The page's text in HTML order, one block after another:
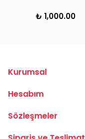
₺ 1,000.00
Kurumsal
Hesabım
Sözleşmeler